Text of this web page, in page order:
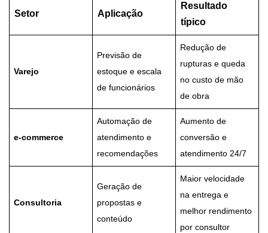
Setor Aplicação
Resultado
típico
Varejo
Previsão de
estoque e escala
de funcionários
Redução de
rupturas e queda
no custo de mão
de obra
e-commerce
Automação de
atendimento e
recomendações
Aumento de
conversão e
atendimento 24/7
Consultoria
Geração de
propostas e
conteúdo
Maior velocidade
na entrega e
melhor rendimento
por consultor